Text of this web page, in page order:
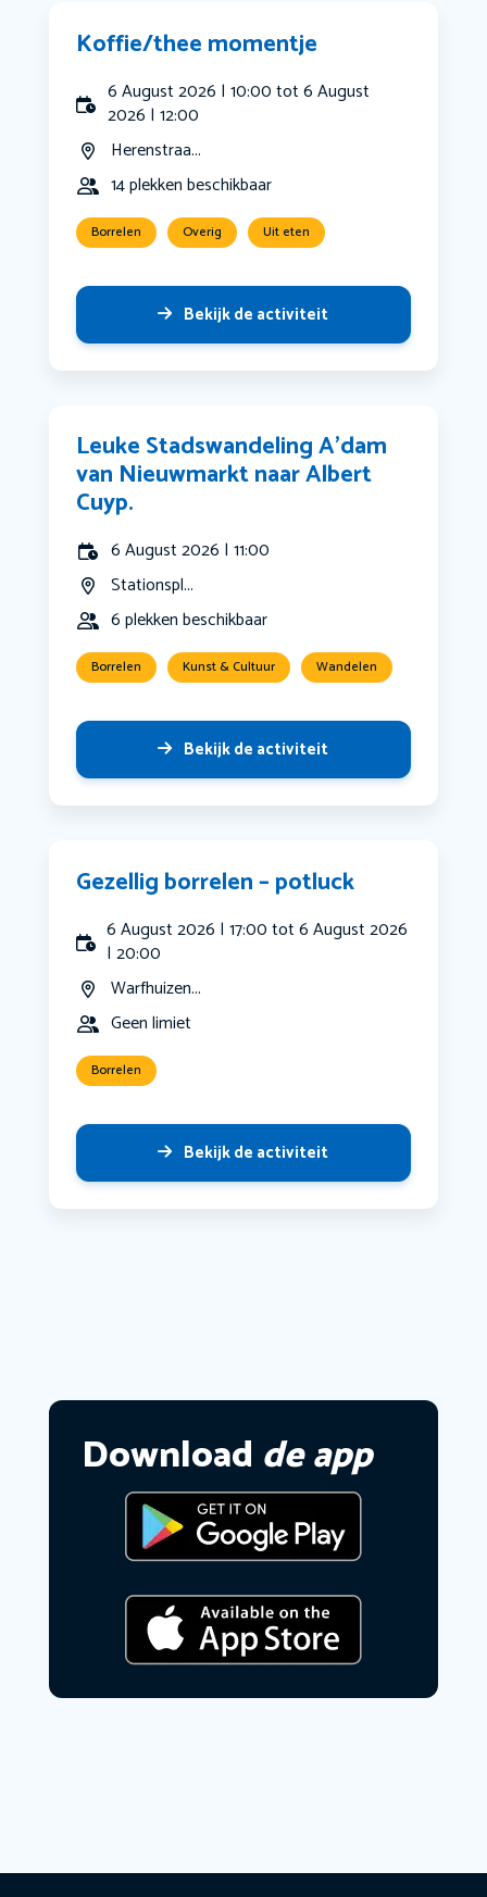
Koffie/thee momentje
6 August 2026 | 10:00 tot 6 August
2026 | 12:00
Herenstraa...
14 plekken beschikbaar
Borrelen Overig Uit eten
Bekijk de activiteit
Leuke Stadswandeling A’dam
van Nieuwmarkt naar Albert
Cuyp.
6 August 2026 | 11:00
Stationspl...
6 plekken beschikbaar
Borrelen Kunst & Cultuur Wandelen
Bekijk de activiteit
Gezellig borrelen – potluck
6 August 2026 | 17:00 tot 6 August 2026
| 20:00
Warfhuizen...
Geen limiet
Borrelen
Bekijk de activiteit
Download de app